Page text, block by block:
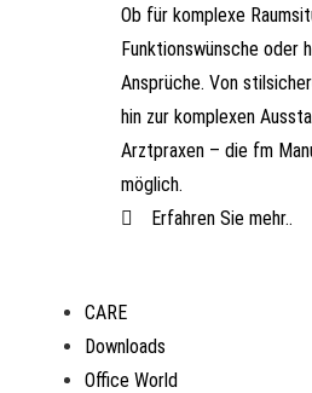
Ob für komplexe
Funktionswünsche oder
Ansprüche. Von
hin zur komplexen
Arztpraxen – die fm
möglich.
Erfahren Sie mehr..
CARE
Downloads
Office World